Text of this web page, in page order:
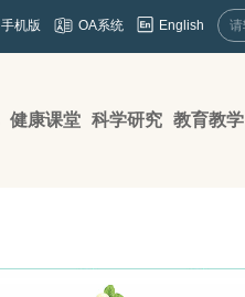
手机版 OA系统 English
健康课堂 科学研究 教育教学